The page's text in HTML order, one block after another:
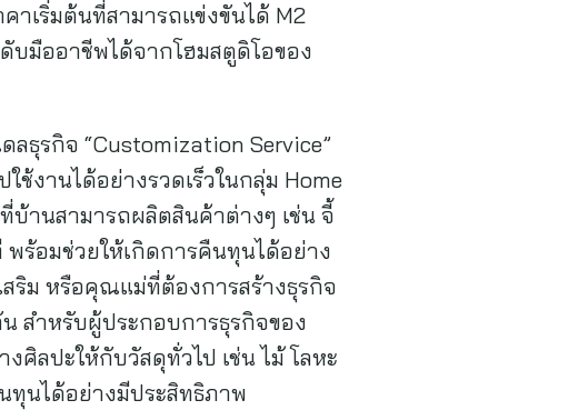
าเริ่มต้นที่สามารถแข่งขันได้ M2
มืออาชีพได้จากโฮมสตูดิโอของ
ธุรกิจ “Customization Service”
ช้งานได้อย่างรวดเร็วในกลุ่ม Home
บ้านสามารถผลิตสินค้าต่างๆ เช่น จี้
ร้อมช่วยให้เกิดการคืนทุนได้อย่าง
ริม หรือคุณแม่ที่ต้องการสร้างธุรกิจ
สำหรับผู้ประกอบการธุรกิจของ
ลปะให้กับวัสดุทั่วไป เช่น ไม้ โลหะ
ทุนได้อย่างมีประสิทธิภาพ